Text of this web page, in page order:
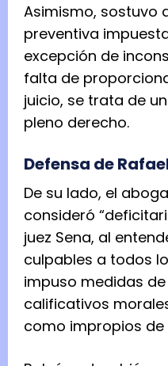
Asimismo, sostuvo
preventiva
excepción de
falta de
juicio, se trata de
pleno derecho.
Defensa de
De su lado, el
consideró
juez Sena, al
culpables a todos
impuso medidas
calificativos
como impropios de